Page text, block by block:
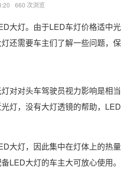
660 次浏览
大灯。由于LED车灯价格适中光
还需要车主们了解一些问题，保
对对头车驾驶员视力影响是相
灯，没有大灯透镜的帮助，
大灯，因此集中在灯体上的热
LED大灯的车主大可放心使用。